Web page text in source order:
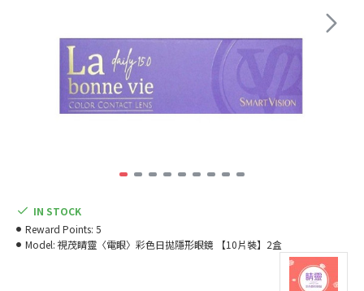
IN STOCK
Reward Points: 5
Model: 視茂睛靈〈電眼〉彩色日拋隱形眼鏡 【10片裝】2盒